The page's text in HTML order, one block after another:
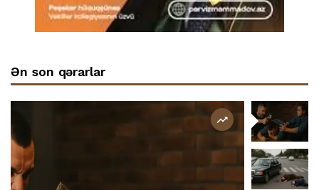
Ən son qərarlar